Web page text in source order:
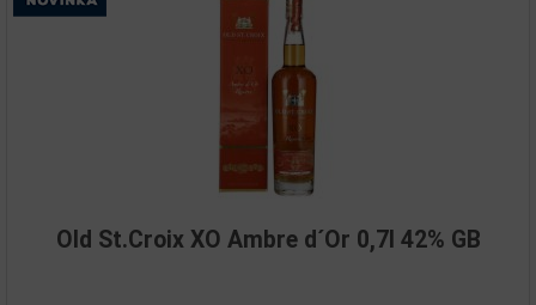
Old St.Croix XO Ambre d´Or 0,7l 42% GB